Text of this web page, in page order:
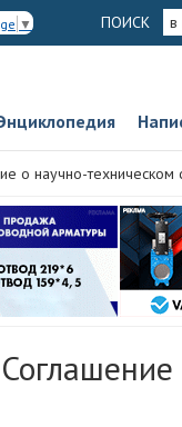
▼ ПОИСК в
о научно-техническом